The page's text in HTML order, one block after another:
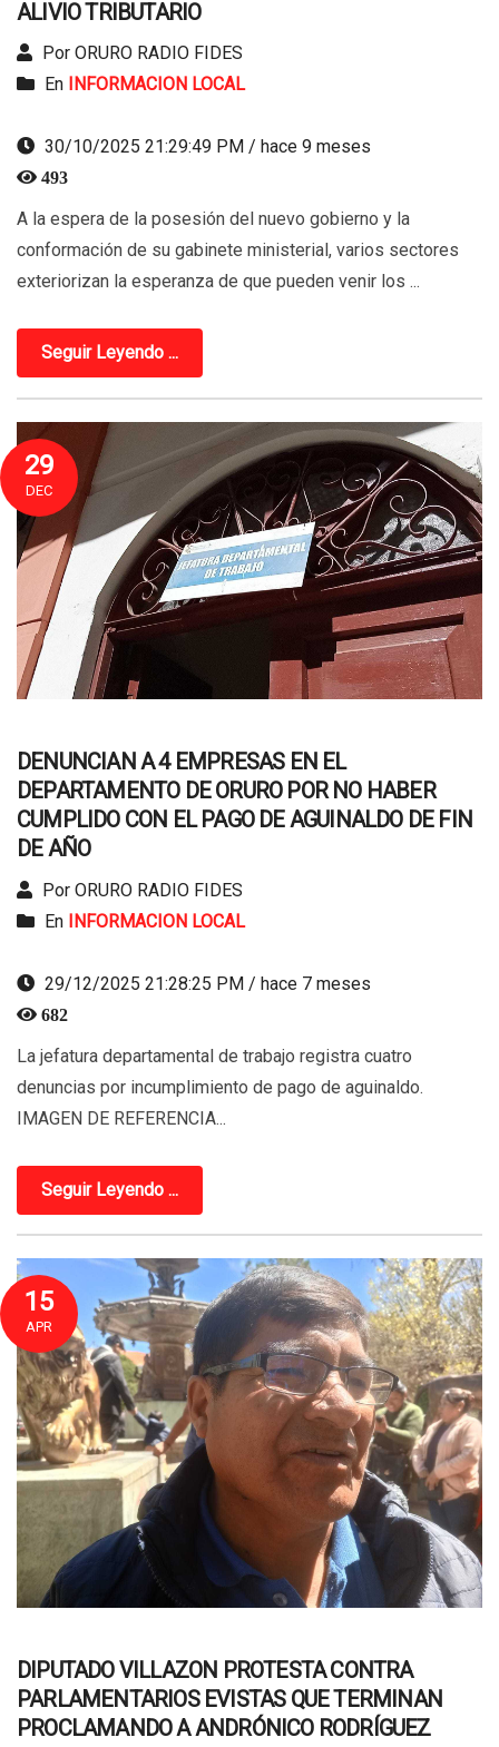
ALIVIO TRIBUTARIO
Por ORURO RADIO FIDES
En INFORMACION LOCAL
30/10/2025 21:29:49 PM / hace 9 meses
493
A la espera de la posesión del nuevo gobierno y la
conformación de su gabinete ministerial, varios sectores
exteriorizan la esperanza de que pueden venir los ...
Seguir Leyendo ...
29
DEC
DENUNCIAN A 4 EMPRESAS EN EL
DEPARTAMENTO DE ORURO POR NO HABER
CUMPLIDO CON EL PAGO DE AGUINALDO DE FIN
DE AÑO
Por ORURO RADIO FIDES
En INFORMACION LOCAL
29/12/2025 21:28:25 PM / hace 7 meses
682
La jefatura departamental de trabajo registra cuatro
denuncias por incumplimiento de pago de aguinaldo.
IMAGEN DE REFERENCIA...
Seguir Leyendo ...
15
APR
DIPUTADO VILLAZON PROTESTA CONTRA
PARLAMENTARIOS EVISTAS QUE TERMINAN
PROCLAMANDO A ANDRÓNICO RODRÍGUEZ